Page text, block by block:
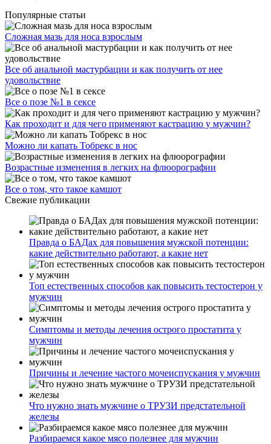
Популярные статьи
Сложная мазь для носа взрослым
Все об анальной мастурбации и как получить от нее
удовольствие
Все о позе №1 в сексе
Как проходит и для чего применяют кастрацию у мужчин?
Можно ли капать Тобрекс в нос
Возрастные изменения в легких на флюорографии
Все о том, что такое камшот
Свежие публикации
Правда о БАДах для повышения мужской потенции:
какие действительно работают, а какие нет
Топ естественных способов как повысить тестостерон у
мужчин
Симптомы и методы лечения острого простатита у
мужчин
Причины и лечение частого мочеиспускания у мужчин
Что нужно знать мужчине о ТРУЗИ предстательной
железы
Разбираемся какое мясо полезнее для мужчин